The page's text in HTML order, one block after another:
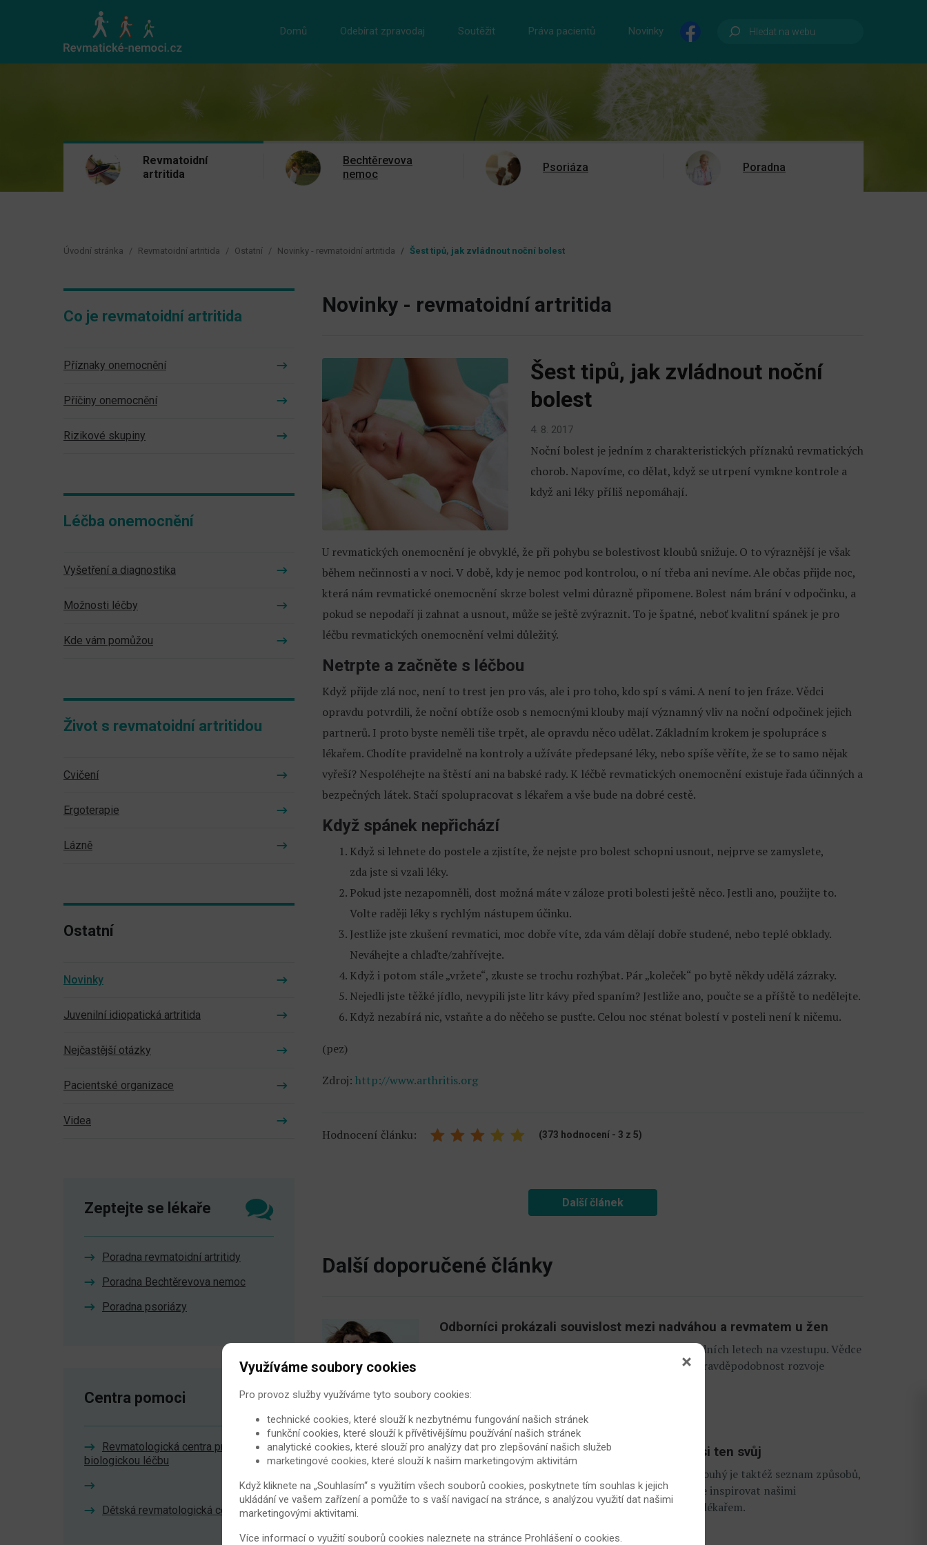
Domů Odebírat zpravodaj Soutěžit Práva pacientů Novinky
Revmatoidní
artritida
Bechtěrevova
nemoc
Psoriáza Poradna
Úvodní stránka Revmatoidní artritida Ostatní Novinky - revmatoidní artritida Šest tipů, jak zvládnout noční bolest
Novinky - revmatoidní artritida
Šest tipů, jak zvládnout noční
bolest
4. 8. 2017
Noční bolest je jedním z charakteristických příznaků revmatických
chorob. Napovíme, co dělat, když se utrpení vymkne kontrole a
když ani léky příliš nepomáhají.
U revmatických onemocnění je obvyklé, že při pohybu se bolestivost kloubů snižuje. O to výraznější je však
během nečinnosti a v noci. V době, kdy je nemoc pod kontrolou, o ní třeba ani nevíme. Ale občas přijde noc,
která nám revmatické onemocnění skrze bolest velmi důrazně připomene. Bolest nám brání v odpočinku, a
pokud se nepodaří ji zahnat a usnout, může se ještě zvýraznit. To je špatné, neboť kvalitní spánek je pro
léčbu revmatických onemocnění velmi důležitý.
Netrpte a začněte s léčbou
Když přijde zlá noc, není to trest jen pro vás, ale i pro toho, kdo spí s vámi. A není to jen fráze. Vědci
opravdu potvrdili, že noční obtíže osob s nemocnými klouby mají významný vliv na noční odpočinek jejich
partnerů. I proto byste neměli tiše trpět, ale opravdu něco udělat. Základním krokem je spolupráce s
lékařem. Chodíte pravidelně na kontroly a užíváte předepsané léky, nebo spíše věříte, že se to samo nějak
vyřeší? Nespoléhejte na štěstí ani na babské rady. K léčbě revmatických onemocnění existuje řada účinných a
bezpečných látek. Stačí spolupracovat s lékařem a vše bude na dobré cestě.
Když spánek nepřichází
Když si lehnete do postele a zjistíte, že nejste pro bolest schopni usnout, nejprve se zamyslete,
zda jste si vzali léky.
Pokud jste nezapomněli, dost možná máte v záloze proti bolesti ještě něco. Jestli ano, použijte to.
Volte raději léky s rychlým nástupem účinku.
Jestliže jste zkušení revmatici, moc dobře víte, zda vám dělají dobře studené, nebo teplé obklady.
Neváhejte a chlaďte/zahřívejte.
Když i potom stále „vržete“, zkuste se trochu rozhýbat. Pár „koleček“ po bytě někdy udělá zázraky.
Nejedli jste těžké jídlo, nevypili jste litr kávy před spaním? Jestliže ano, poučte se a příště to nedělejte.
Když nezabírá nic, vstaňte a do něčeho se pusťte. Celou noc sténat bolestí v posteli není k ničemu.
(pez)
Zdroj: http://www.arthritis.org
Hodnocení článku: (373 hodnocení - 3 z 5)
Další článek
Další doporučené články
Odborníci prokázali souvislost mezi nadváhou a revmatem u žen
Obě výše uvedené zdravotní komplikace jsou v posledních letech na vzestupu. Vědce
proto začalo zajímat, zda obezita nemůže zvyšovat pravděpodobnost rozvoje
2. 12. 2012
Pět způsobů boje s bolestí kloubů: vyberte si ten svůj
Příčin, proč nás zlobí klouby, je celá řada. Podobně dlouhý je taktéž seznam způsobů,
jak si od této mnohdy úporné bolesti ulevit. Nechte se inspirovat našimi
následujícími tipy, svůj výběr ale vždy zkonzultujte s lékařem.
Co je revmatoidní artritida
Příznaky onemocnění
Příčiny onemocnění
Rizikové skupiny
Léčba onemocnění
Vyšetření a diagnostika
Možnosti léčby
Kde vám pomůžou
Život s revmatoidní artritidou
Cvičení
Ergoterapie
Lázně
Ostatní
Novinky
Juvenilní idiopatická artritida
Nejčastější otázky
Pacientské organizace
Videa
Zeptejte se lékaře
Poradna revmatoidní artritidy
Poradna Bechtěrevova nemoc
Poradna psoriázy
Centra pomoci
Revmatologická centra pro
biologickou léčbu
Dětská revmatologická centra
Využíváme soubory cookies
Pro provoz služby využíváme tyto soubory cookies:
technické cookies, které slouží k nezbytnému fungování našich stránek
funkční cookies, které slouží k přívětivějšímu používání našich stránek
analytické cookies, které slouží pro analýzy dat pro zlepšování našich služeb
marketingové cookies, které slouží k našim marketingovým aktivitám
Když kliknete na „Souhlasím“ s využitím všech souborů cookies, poskytnete tím souhlas k jejich
ukládání ve vašem zařízení a pomůže to s vaší navigací na stránce, s analýzou využití dat našimi
marketingovými aktivitami.
Více informací o využití souborů cookies naleznete na stránce Prohlášení o cookies